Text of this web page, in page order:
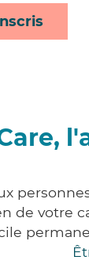
de votre